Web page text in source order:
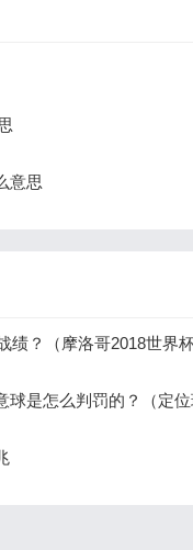
意思
绩？（摩洛哥2018世界杯
球是怎么判罚的？（定